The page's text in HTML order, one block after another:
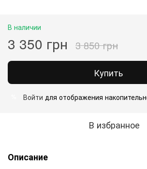
В наличии
3 350 грн 3 850 грн
Купить
Войти для отображения
В избранное
Описание